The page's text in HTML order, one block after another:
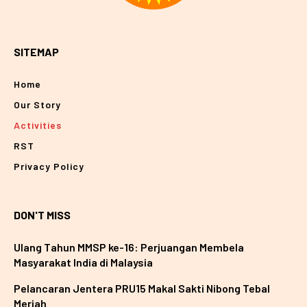
SITEMAP
Home
Our Story
Activities
RST
Privacy Policy
DON'T MISS
Ulang Tahun MMSP ke-16: Perjuangan Membela
Masyarakat India di Malaysia
Pelancaran Jentera PRU15 Makal Sakti Nibong Tebal
Meriah